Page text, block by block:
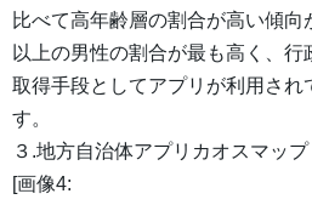
比べて高年齢層の割合が高い傾
以上の男性の割合が最も高く、
取得手段としてアプリが利用され
す。
３.地方自治体アプリカオスマップ
[画像4: